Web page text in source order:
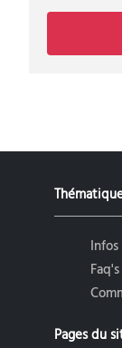
Faq's
Pages du